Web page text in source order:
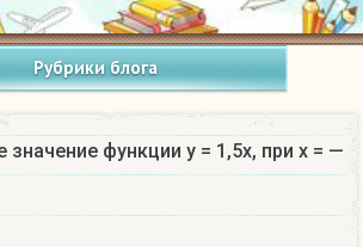
Рубрики блога
значение функции у = 1,5х, при х = —